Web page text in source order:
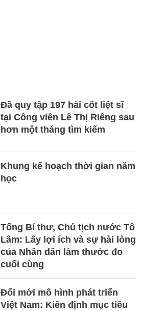
Đã quy tập 197 hài cốt liệt sĩ
tại Công viên Lê Thị Riêng sau
hơn một tháng tìm kiếm
Khung kế hoạch thời gian năm
học
Tổng Bí thư, Chủ tịch nước Tô
Lâm: Lấy lợi ích và sự hài lòng
của Nhân dân làm thước đo
cuối cùng
Đổi mới mô hình phát triển
Việt Nam: Kiên định mục tiêu